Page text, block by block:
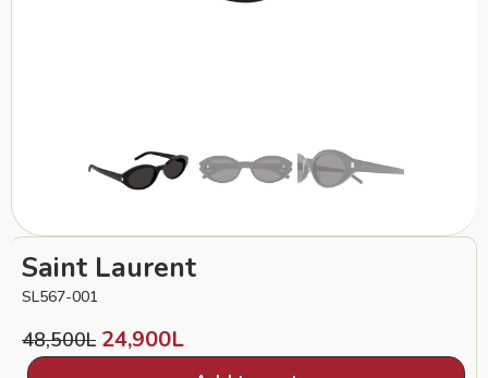
Saint Laurent
SL567-001
48,500L 24,900L